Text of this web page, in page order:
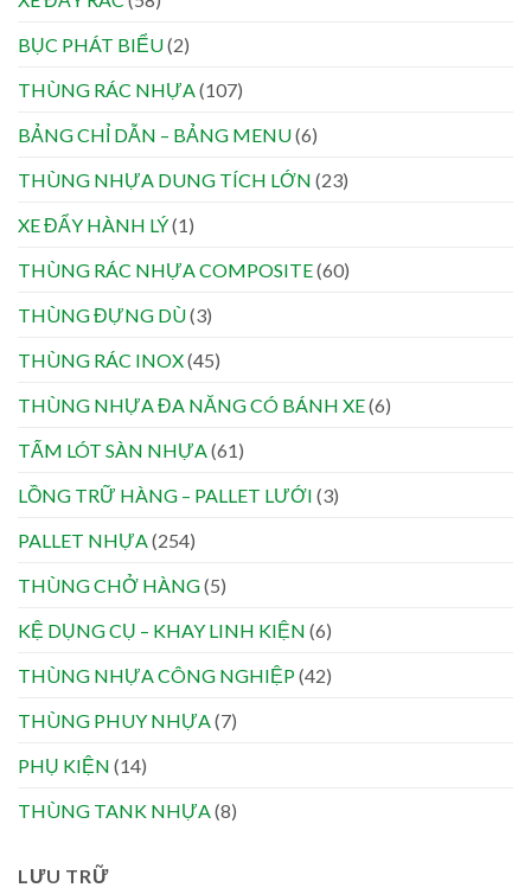
BỤC PHÁT BIỂU(2)
THÙNG RÁC NHỰA(107)
BẢNG CHỈ DẪN – BẢNG MENU(6)
THÙNG NHỰA DUNG TÍCH LỚN (23)
XE ĐẨY HÀNH LÝ(1)
THÙNG RÁC NHỰA COMPOSITE(60)
THÙNG ĐỰNG DÙ(3)
THÙNG RÁC INOX(45)
THÙNG NHỰA ĐA NĂNG CÓ BÁNH XE(6)
TẤM LÓT SÀN NHỰA(61)
LỒNG TRỮ HÀNG – PALLET LƯỚI (3)
PALLET NHỰA(254)
THÙNG CHỞ HÀNG(5)
KỆ DỤNG CỤ – KHAY LINH KIỆN (6)
THÙNG NHỰA CÔNG NGHIỆP(42)
THÙNG PHUY NHỰA(7)
PHỤ KIỆN (14)
THÙNG TANK NHỰA(8)
LƯU TRỮ